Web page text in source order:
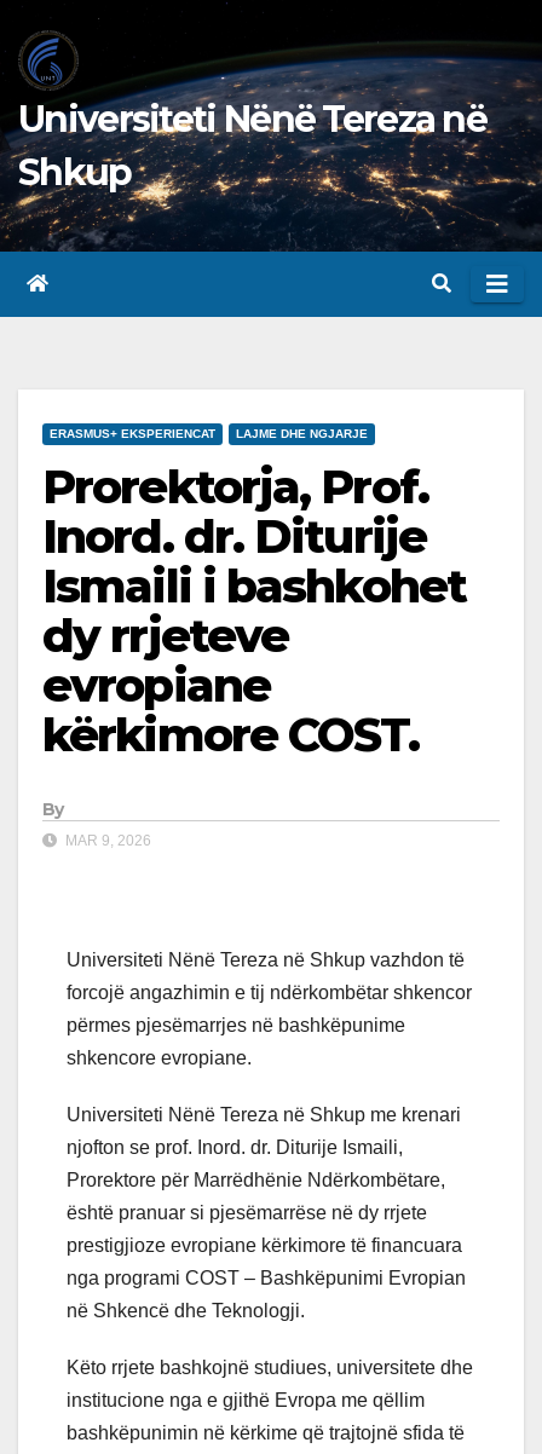
to
content
Universiteti Nënë Tereza në
Shkup
ERASMUS+ EKSPERIENCAT LAJME DHE NGJARJE
Prorektorja, Prof.
Inord. dr. Diturije
Ismaili i bashkohet
dy rrjeteve
evropiane
kërkimore COST.
By
MAR 9, 2026
Universiteti Nënë Tereza në Shkup vazhdon të
forcojë angazhimin e tij ndërkombëtar shkencor
përmes pjesëmarrjes në bashkëpunime
shkencore evropiane.
Universiteti Nënë Tereza në Shkup me krenari
njofton se prof. Inord. dr. Diturije Ismaili,
Prorektore për Marrëdhënie Ndërkombëtare,
është pranuar si pjesëmarrëse në dy rrjete
prestigjioze evropiane kërkimore të financuara
nga programi COST – Bashkëpunimi Evropian
në Shkencë dhe Teknologji.
Këto rrjete bashkojnë studiues, universitete dhe
institucione nga e gjithë Evropa me qëllim
bashkëpunimin në kërkime që trajtojnë sfida të